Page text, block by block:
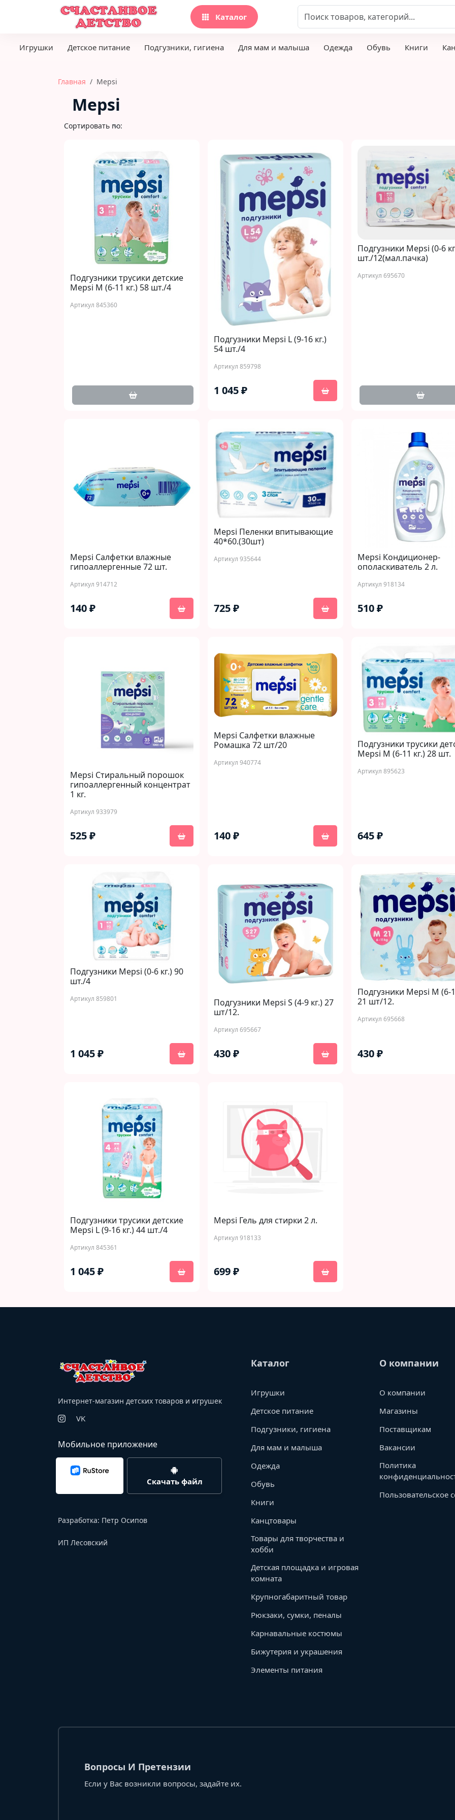
Каталог
Игрушки Детское питание Подгузники, гигиена Для мам и малыша Одежда Обувь Книги
Главная Mepsi
Mepsi
Сортировать по:
Подгузники трусики детские
Mepsi M (6-11 кг.) 58 шт./4
Артикул 845360
Подгузники Mepsi L (9-16 кг.)
54 шт./4
Артикул 859798
1 045 ₽
Подгузники Mepsi (0-6
шт./12(мал.пачка)
Артикул 695670
Mepsi Салфетки влажные
гипоаллергенные 72 шт.
Артикул 914712
140 ₽
Mepsi Пеленки впитывающие
40*60.(30шт)
Артикул 935644
725 ₽
Mepsi Кондиционер-
ополаскиватель 2 л.
Артикул 918134
510 ₽
Mepsi Стиральный порошок
гипоаллергенный концентрат
1 кг.
Артикул 933979
525 ₽
Mepsi Салфетки влажные
Ромашка 72 шт/20
Артикул 940774
140 ₽
Подгузники трусики
Mepsi M (6-11 кг.) 28 шт.
Артикул 895623
645 ₽
Подгузники Mepsi (0-6 кг.) 90
шт./4
Артикул 859801
1 045 ₽
Подгузники Mepsi S (4-9 кг.) 27
шт/12.
Артикул 695667
430 ₽
Подгузники Mepsi M (6-
21 шт/12.
Артикул 695668
430 ₽
Подгузники трусики детские
Mepsi L (9-16 кг.) 44 шт./4
Артикул 845361
1 045 ₽
Mepsi Гель для стирки 2 л.
Артикул 918133
699 ₽
Интернет-магазин детских товаров и игрушек
VK
Мобильное приложение
Скачать файл
Разработка: Петр Осипов
ИП Лесовский
Каталог
Игрушки
Детское питание
Подгузники, гигиена
Для мам и малыша
Одежда
Обувь
Книги
Канцтовары
Товары для творчества и
хобби
Детская площадка и игровая
комната
Крупногабаритный товар
Рюкзаки, сумки, пеналы
Карнавальные костюмы
Бижутерия и украшения
Элементы питания
О компании
О компании
Магазины
Поставщикам
Вакансии
Политика
Пользовательское
Вопросы И Претензии
Если у Вас возникли вопросы, задайте их.